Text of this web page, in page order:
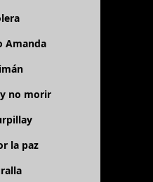
Amanda
no morir
la paz